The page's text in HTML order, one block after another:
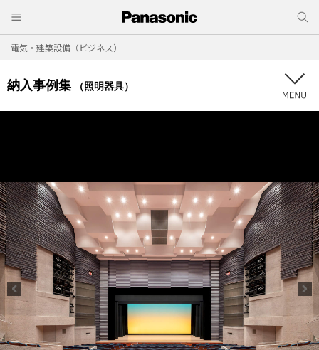
電気・建築設備（ビジネス）
納入事例集 （照明器具）